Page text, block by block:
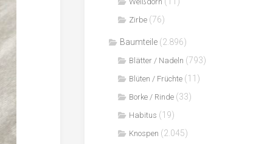
Zirbe (76)
Baumteile (2.896)
Blätter / Nadeln (793)
Blüten / Früchte (11)
Borke / Rinde (33)
Habitus (19)
Knospen (2.045)